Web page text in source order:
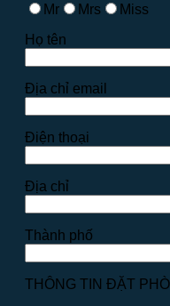
Mr Mrs
Miss
Họ tên
Địa chỉ email
Điện thoại
Địa chỉ
Thành phố
THÔNG TIN ĐẶT